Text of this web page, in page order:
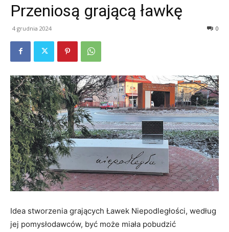
Przeniosą grającą ławkę
4 grudnia 2024 0
Idea stworzenia grających Ławek Niepodległości, według
jej pomysłodawców, być może miała pobudzić